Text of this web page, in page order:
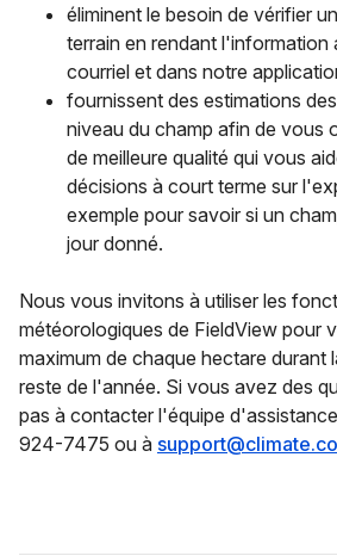
éliminent le besoin de vérifier
terrain en rendant l'information
courriel et dans notre
fournissent des estimations
niveau du champ afin de vous
de meilleure qualité qui vous
décisions à court terme sur
exemple pour savoir si un
jour donné.
Nous vous invitons à utiliser les
météorologiques de FieldView pour
maximum de chaque hectare durant
reste de l'année. Si vous avez des
pas à contacter l'équipe
924-7475 ou à